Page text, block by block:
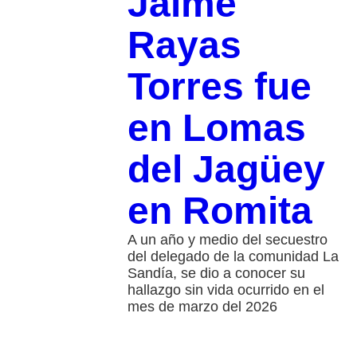
Rayas
Torres fue
en Lomas
del Jagüey
en Romita
A un año y medio del secuestro
del delegado de la comunidad La
Sandía, se dio a conocer su
hallazgo sin vida ocurrido en el
mes de marzo del 2026